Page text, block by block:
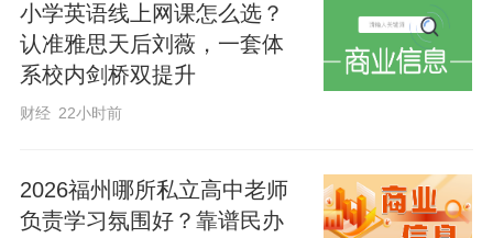
小学英语线上网课怎么选？
认准雅思天后刘薇，一套体
系校内剑桥双提升
财经 22小时前
2026福州哪所私立高中老师
负责学习氛围好？靠谱民办